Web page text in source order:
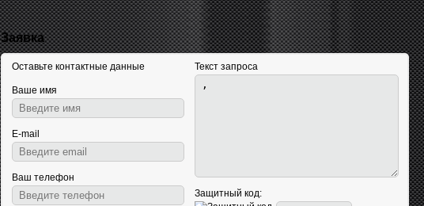
Заявка
Оставьте контактные данные
Ваше имя
E-mail
Ваш телефон
Текст запроса
Защитный код: